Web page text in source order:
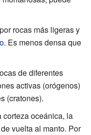
rocas más ligeras y
. Es menos densa que
de diferentes
activas (orógenos)
(cratones).
corteza oceánica, la
vuelta al manto. Por